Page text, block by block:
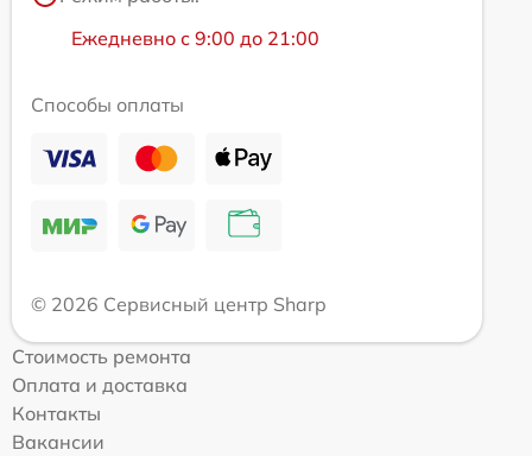
Ежедневно с 9:00 до 21:00
Способы оплаты
© 2026 Сервисный центр Sharp
Стоимость ремонта
Оплата и доставка
Контакты
Вакансии